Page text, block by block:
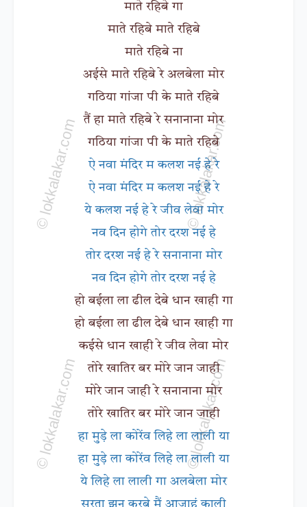
माते रहिबे गा
माते रहिबे माते रहिबे
माते रहिबे ना
अईसे माते रहिबे रे अलबेला मोर
गठिया गांजा पी के माते रहिबे
तैं हा माते रहिबे रे सनानाना मोर
गठिया गांजा पी के माते रहिबे
ऐ नवा मंदिर म कलश नई हे रे
ऐ नवा मंदिर म कलश नई हे रे
ये कलश नई हे रे जीव लेवा मोर
नव दिन होगे तोर दरश नई हे
तोर दरश नई हे रे सनानाना मोर
नव दिन होगे तोर दरश नई हे
हो बईला ला ढील देबे धान खाही गा
हो बईला ला ढील देबे धान खाही गा
कईसे धान खाही रे जीव लेवा मोर
तोरे खातिर बर मोरे जान जाही
मोरे जान जाही रे सनानाना मोर
तोरे खातिर बर मोरे जान जाही
हा मुड़े ला कोरेंव लिहे ला लाली या
हा मुड़े ला कोरेंव लिहे ला लाली या
ये लिहे ला लाली गा अलबेला मोर